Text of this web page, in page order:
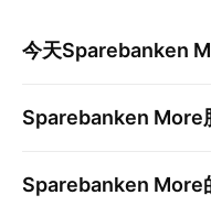
今天Sparebanken
Sparebanken More
Sparebanken More